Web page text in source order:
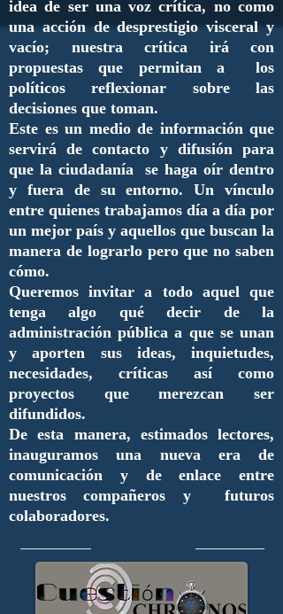
idea de ser una voz crítica, no como
una acción de desprestigio visceral y
vacío; nuestra crítica irá con
propuestas que permitan a los
políticos reflexionar sobre las
decisiones que toman.
Este es un medio de información que
servirá de contacto y difusión para
que la ciudadanía se haga oír dentro
y fuera de su entorno. Un vínculo
entre quienes trabajamos día a día por
un mejor país y aquellos que buscan la
manera de lograrlo pero que no saben
cómo.
Queremos invitar a todo aquel que
tenga algo qué decir de la
administración pública a que se unan
y aporten sus ideas, inquietudes,
necesidades, críticas así como
proyectos que merezcan ser
difundidos.
De esta manera, estimados lectores,
inauguramos una nueva era de
comunicación y de enlace entre
nuestros compañeros y futuros
colaboradores.